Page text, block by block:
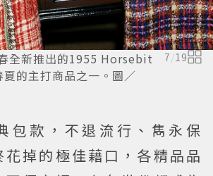
全新推出的1955 Horsebit
的主打商品之一。圖／
7/19
包款，不退流行、雋永保
掉的極佳藉口，各精品品